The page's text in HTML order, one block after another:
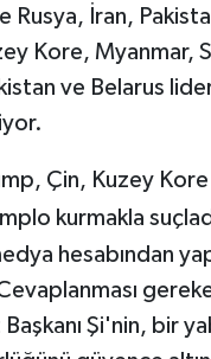
Rusya, İran,
Kore, Myanmar,
ve Belarus
Çin, Kuzey Kore
kurmakla
hesabından
Şi'nin, bir